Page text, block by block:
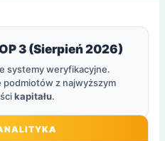
3 (Sierpień 2026)
systemy weryfikacyjne.
z najwyższym
kapitału.